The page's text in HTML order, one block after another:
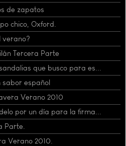
de zapatos
chico, Oxford.
verano?
Tercera Parte
que busco para es...
sabor español
Verano 2010
por un día para la firma...
Parte.
Verano 2010.